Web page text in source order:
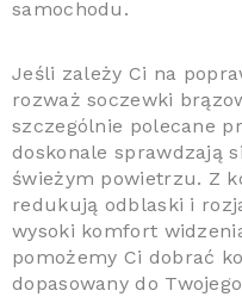
samochodu.
Jeśli zależy Ci na
rozważ soczewki
szczególnie polecane
doskonale sprawdzają
świeżym powietrzu. Z
redukują odblaski i
wysoki komfort
pomożemy Ci dobrać
dopasowany do